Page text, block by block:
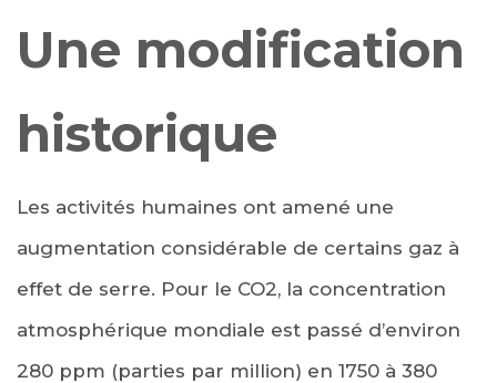
Une modification
historique
Les activités humaines ont amené une
augmentation considérable de certains gaz à
effet de serre. Pour le CO2, la concentration
atmosphérique mondiale est passé d’environ
280 ppm (parties par million) en 1750 à 380